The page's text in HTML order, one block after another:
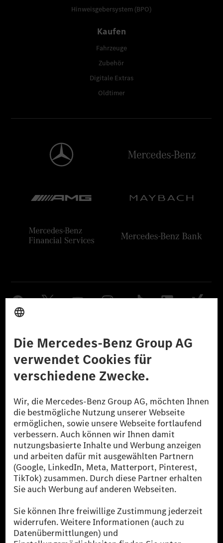
Hinweisgebersystem (BPO)
Kaufen
Fahrzeuge
Zubehör
Digitale Extras
Oldtimer
Datenschutz Lizenzhinweise Dritter Barrierefreiheit
© 2026 Mercedes-Benz Group AG. Alle Rechte vorbehalten.
[1] Bilanziell CO₂-neutral bedeutet, dass nicht vermiedene oder nicht
reduzierte CO₂-Emissionen bei der Mercedes-Benz Group durch
zertifizierte Ausgleichsprojekte kompensiert werden.
[2] Renewable Charging ist ein integraler Bestandteil von MB.CHARGE
Public in Europa, den USA, Kanada und China. Sofern an der jeweiligen
Ladestation noch kein Strom aus erneuerbaren Energien vorliegt,
verwendet Renewable Charging Grünstromzertifikate*. Diese stellen
sicher, dass für Ladevorgänge über MB.CHARGE Public eine äquivalente
Strommenge aus erneuerbaren Energien ins Stromnetz eingespeist wird.
als sechs Jahre sind.
* Inkl. EKOenergy Ökolabel
* Die angegebenen Werte wurden nach dem vorgeschriebenen
Messverfahren WLTP (Worldwide harmonised Light vehicles Test